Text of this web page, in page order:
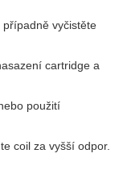
vyčistěte
cartridge a
použití
coil za vyšší odpor.